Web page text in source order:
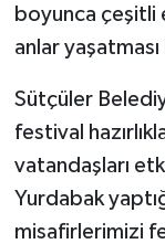
boyunca çeşitli
anlar
Sütçüler
festival
vatandaşları
Yurdabak
misafirlerimizi
Spor
Teknoloji
Türkiye